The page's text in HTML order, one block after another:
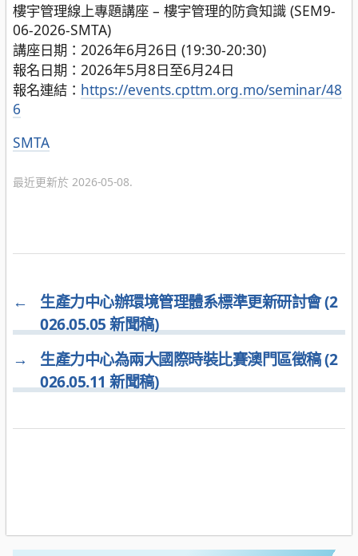
樓宇管理線上專題講座 – 樓宇管理的防貪知識 (SEM9-
06-2026-SMTA)
講座日期：2026年6月26日 (19:30-20:30)
報名日期：2026年5月8日至6月24日
報名連結： https://events.cpttm.org.mo/seminar/48
6
分
SMTA
最近更新於 2026-05-08.
←
生產力中心辦環境管理體系標準更新研討會 (2
026.05.05 新聞稿)
→
生產力中心為兩大國際時裝比賽澳門區徵稿 (2
026.05.11 新聞稿)